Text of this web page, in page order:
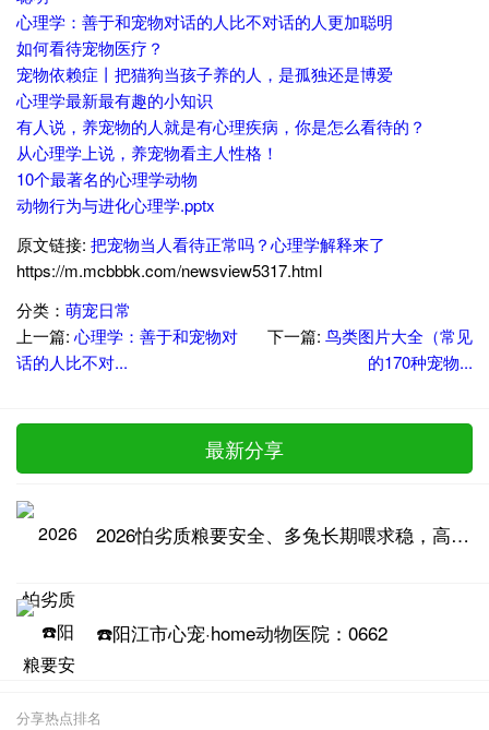
心理学：善于和宠物对话的人比不对话的人更加聪明
如何看待宠物医疗？
宠物依赖症丨把猫狗当孩子养的人，是孤独还是博爱
心理学最新最有趣的小知识
有人说，养宠物的人就是有心理疾病，你是怎么看待的？
从心理学上说，养宠物看主人性格！
10个最著名的心理学动物
动物行为与进化心理学.pptx
原文链接: 把宠物当人看待正常吗？心理学解释来了
https://m.mcbbbk.com/newsview5317.html
分类： 萌宠日常
上一篇: 心理学：善于和宠物对
话的人比不对...
下一篇: 鸟类图片大全（常见
的170种宠物...
最新分享
2026怕劣质粮要安全、多兔长期喂求稳，高品质兔粮推荐
☎️阳江市心宠·home动物医院：0662
分享热点排名